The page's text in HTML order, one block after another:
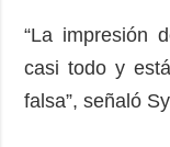
“La impresión
casi todo y
falsa”, señaló